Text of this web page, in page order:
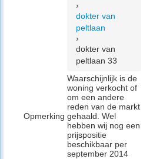
›
dokter van
peltlaan
›
dokter van
peltlaan 33
Opmerking
Waarschijnlijk is de
woning verkocht of
om een andere
reden van de markt
gehaald. Wel
hebben wij nog een
prijspositie
beschikbaar per
september 2014